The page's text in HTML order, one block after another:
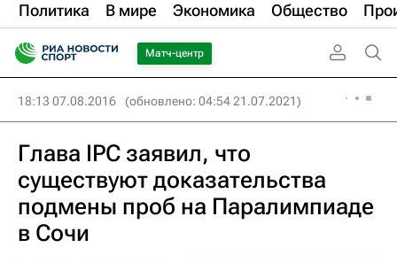
Политика В мире Экономика Общество
Матч-центр
18:13 07.08.2016 (обновлено: 04:54 21.07.2021)
Глава IPC заявил, что
существуют доказательства
подмены проб на Паралимпиаде
в Сочи